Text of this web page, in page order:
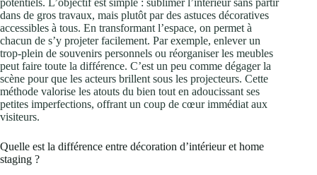
dans de gros travaux, mais plutôt par des astuces décoratives
accessibles à tous. En transformant l’espace, on permet à
chacun de s’y projeter facilement. Par exemple, enlever un
trop-plein de souvenirs personnels ou réorganiser les meubles
peut faire toute la différence. C’est un peu comme dégager la
scène pour que les acteurs brillent sous les projecteurs. Cette
méthode valorise les atouts du bien tout en adoucissant ses
petites imperfections, offrant un coup de cœur immédiat aux
visiteurs.
Quelle est la différence entre décoration d’intérieur et home
staging ?